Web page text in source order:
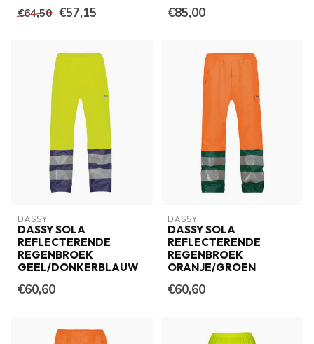
€64,50 €57,15 €85,00
DASSY
DASSY SOLA
REFLECTERENDE
REGENBROEK
GEEL/DONKERBLAUW
€60,60
DASSY
DASSY SOLA
REFLECTERENDE
REGENBROEK
ORANJE/GROEN
€60,60